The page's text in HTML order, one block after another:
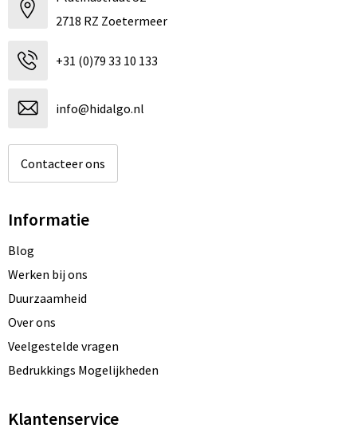
2718 RZ Zoetermeer
+31 (0)79 33 10 133
info@hidalgo.nl
Contacteer ons
Informatie
Blog
Werken bij ons
Duurzaamheid
Over ons
Veelgestelde vragen
Bedrukkings Mogelijkheden
Klantenservice